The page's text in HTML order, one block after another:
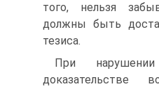
того, нельзя
должны быть
тезиса.
При
доказательстве